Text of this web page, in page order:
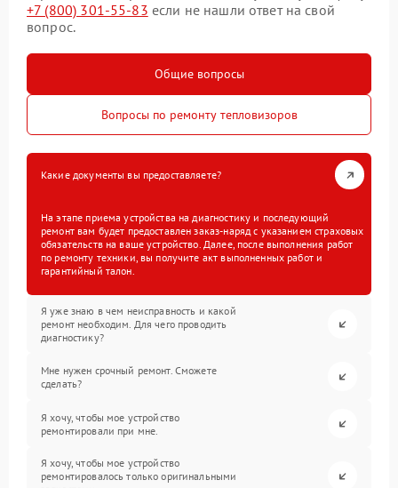
+7 (800) 301-55-83 если не нашли ответ на свой
вопрос.
Общие вопросы
Вопросы по ремонту тепловизоров
Какие документы вы предоставляете?
На этапе приема устройства на диагностику и последующий
ремонт вам будет предоставлен заказ-наряд с указанием страховых
обязательств на ваше устройство. Далее, после выполнения работ
по ремонту техники, вы получите акт выполненных работ и
гарантийный талон.
Я уже знаю в чем неисправность и какой
ремонт необходим. Для чего проводить
диагностику?
Мне нужен срочный ремонт. Сможете
сделать?
Я хочу, чтобы мое устройство
ремонтировали при мне.
Я хочу, чтобы мое устройство
ремонтировалось только оригинальными